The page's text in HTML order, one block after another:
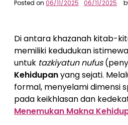
Posted on 06/11/2025 06/11/2025
Di antara khazanah kitab-
memiliki kedudukan
untuk tazkiyatun nufus
Kehidupanyang sejati.
formal, menyelami dimensi
pada keikhlasan dan
Menemukan Makna